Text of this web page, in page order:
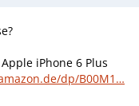
iPhone 6 Plus
dp/B00M1…